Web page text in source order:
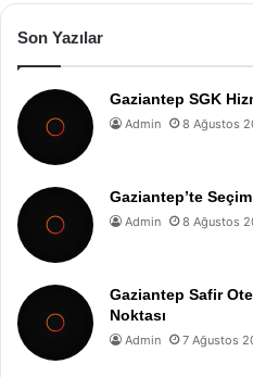
Son Yazılar
Gaziantep SGK
Admin 8 Ağustos
Gaziantep’te
Admin 8 Ağustos
Gaziantep Safir
Noktası
Admin 7 Ağustos